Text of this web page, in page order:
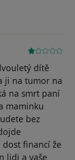
dítě
ji na tumor na
na smrt paní
maminku
bez
dost financí že
lidi a vaše